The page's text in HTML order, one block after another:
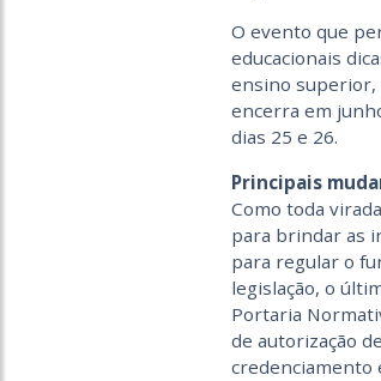
O evento que
educacionais
ensino superior,
encerra em
dias 25 e 26.
Principais
Como toda
para brindar as
para regular o
legislação, o
Portaria
de autorização
credenciamento